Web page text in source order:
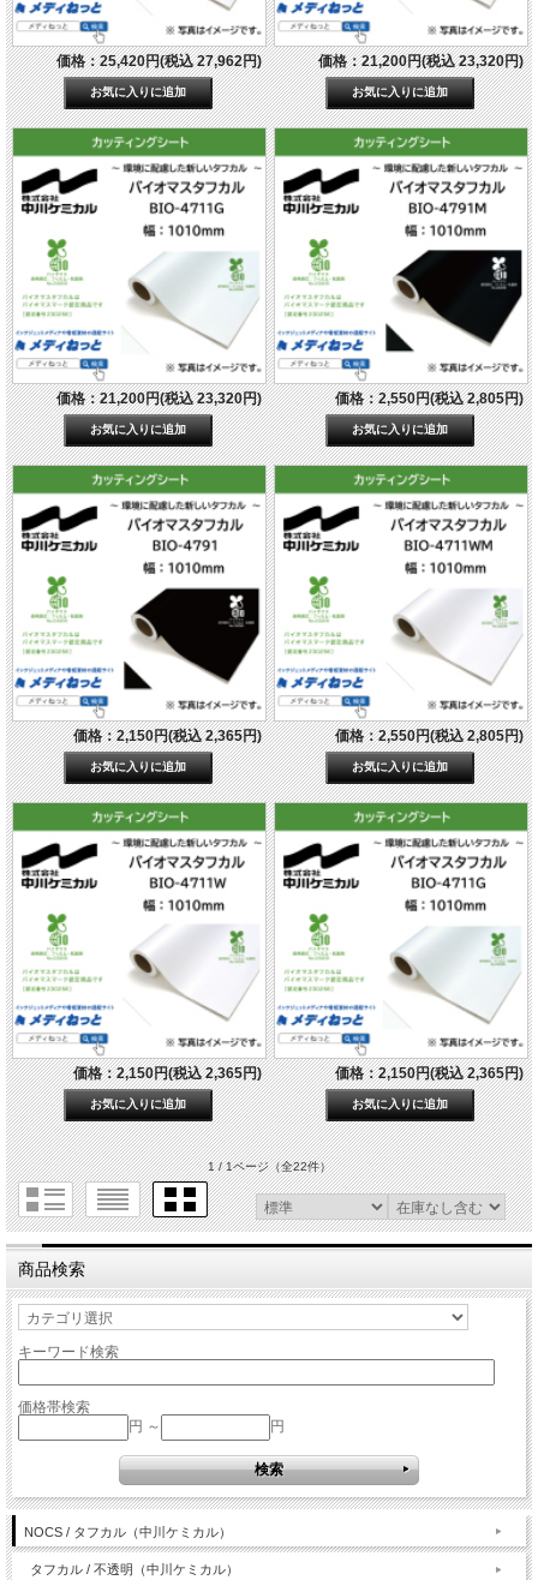
価格：25,420円(税込 27,962円) 価格：21,200円(税込 23,320円)
価格：21,200円(税込 23,320円) 価格：2,550円(税込 2,805円)
価格：2,150円(税込 2,365円) 価格：2,550円(税込 2,805円)
価格：2,150円(税込 2,365円) 価格：2,150円(税込 2,365円)
1 / 1ページ（全22件）
商品検索
キーワード検索
価格帯検索
円 ～
円
NOCS / タフカル（中川ケミカル）
タフカル / 不透明（中川ケミカル）